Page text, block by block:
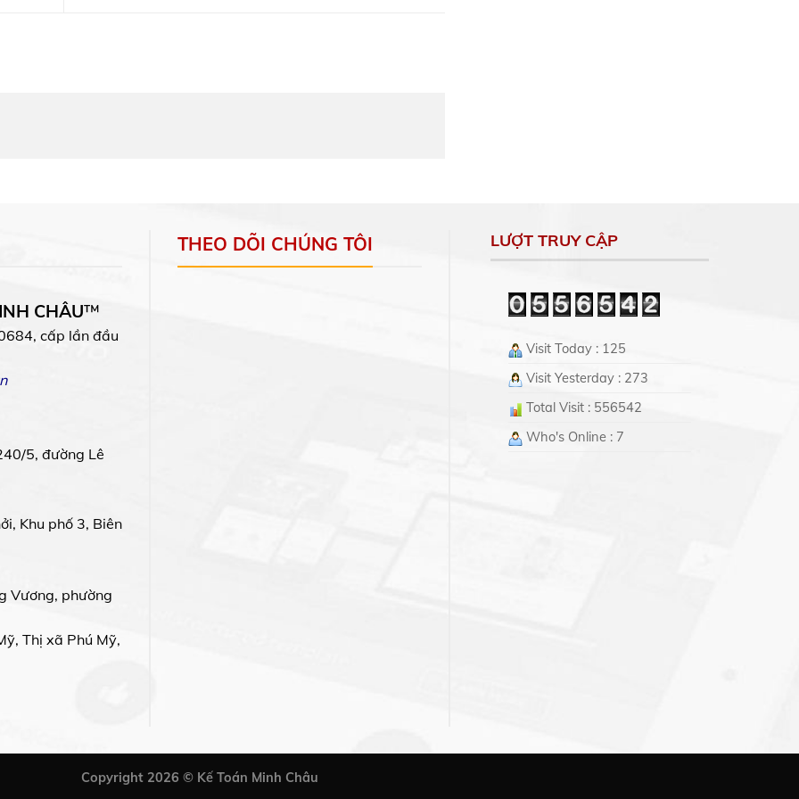
CHÂU™
cấp lần đầu
5, đường Lê
Khu phố 3, Biên
Vương, phường
Thị xã Phú Mỹ,
THEO DÕI CHÚNG TÔI LƯỢT TRUY CẬP
Visit Today : 125
Visit Yesterday : 273
Total Visit : 556542
Who's Online : 7
Copyright 2026 © Kế Toán Minh Châu